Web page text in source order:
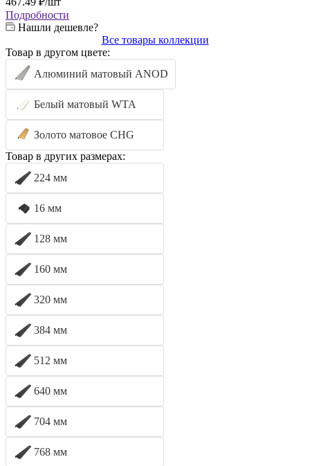
Подробности
Нашли дешевле?
Все товары коллекции
Товар в другом цвете:
Алюминий матовый ANOD
Белый матовый WTA
Золото матовое CHG
Товар в других размерах:
224 мм
16 мм
128 мм
160 мм
320 мм
384 мм
512 мм
640 мм
704 мм
768 мм